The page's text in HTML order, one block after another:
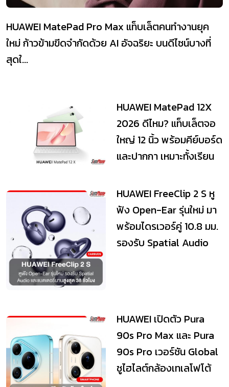
HUAWEI MatePad Pro Max แท็บเล็ตคนทำงานยุค
ใหม่ ก้าวข้ามขีดจำกัดด้วย AI อัจฉริยะ บนดีไซน์บางที่
สุดใ...
HUAWEI MatePad 12X
2026 ดีไหม? แท็บเล็ตจอ
ใหญ่ 12 นิ้ว พร้อมคีย์บอร์ด
และปากกา เหมาะทั้งเรียน
HUAWEI FreeClip 2 S หู
ฟัง Open-Ear รุ่นใหม่ มา
พร้อมไดรเวอร์คู่ 10.8 มม.
รองรับ Spatial Audio
HUAWEI เปิดตัว Pura
90s Pro Max และ Pura
90s Pro เวอร์ชัน Global
ชูไฮไลต์กล้องเทเลโฟโต้